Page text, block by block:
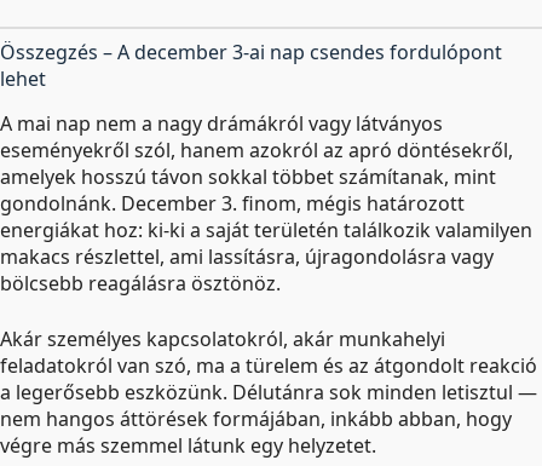
Összegzés – A december 3-ai nap csendes fordulópont
lehet
A mai nap nem a nagy drámákról vagy látványos
eseményekről szól, hanem azokról az apró döntésekről,
amelyek hosszú távon sokkal többet számítanak, mint
gondolnánk. December 3. finom, mégis határozott
energiákat hoz: ki-ki a saját területén találkozik valamilyen
makacs részlettel, ami lassításra, újragondolásra vagy
bölcsebb reagálásra ösztönöz.
Akár személyes kapcsolatokról, akár munkahelyi
feladatokról van szó, ma a türelem és az átgondolt reakció
a legerősebb eszközünk. Délutánra sok minden letisztul —
nem hangos áttörések formájában, inkább abban, hogy
végre más szemmel látunk egy helyzetet.